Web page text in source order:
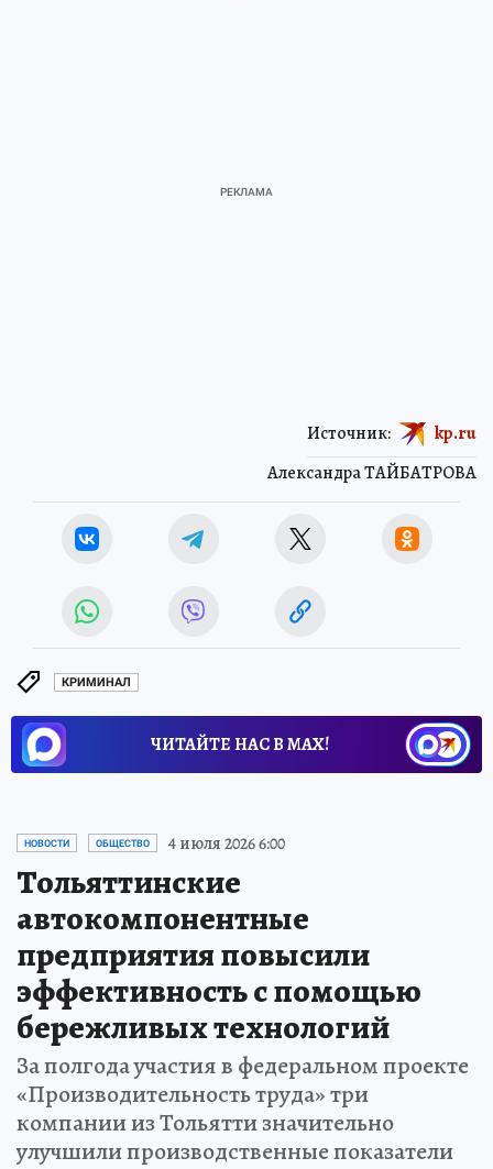
Александра ТАЙБАТРОВА
Источник: kp.ru
КРИМИНАЛ
ЧИТАЙТЕ НАС В МАХ!
НОВОСТИ ОБЩЕСТВО 4 июля 2026 6:00
Тольяттинские
автокомпонентные
предприятия повысили
эффективность с помощью
бережливых технологий
За полгода участия в федеральном проекте
«Производительность труда» три
компании из Тольятти значительно
улучшили производственные показатели